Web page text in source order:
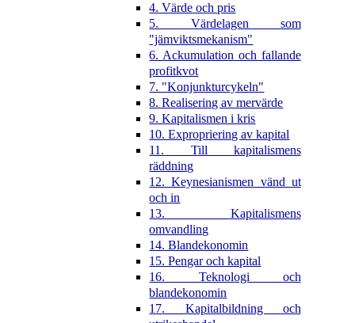
4. Värde och pris
5. Värdelagen som
"jämviktsmekanism"
6. Ackumulation och fallande
profitkvot
7. "Konjunkturcykeln"
8. Realisering av mervärde
9. Kapitalismen i kris
10. Expropriering av kapital
11. Till kapitalismens
räddning
12. Keynesianismen vänd ut
och in
13. Kapitalismens
omvandling
14. Blandekonomin
15. Pengar och kapital
16. Teknologi och
blandekonomin
17. Kapitalbildning och